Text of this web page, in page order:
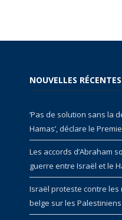
NOUVELLES RÉCENTES
‘Pas de solution sans la
Hamas’, déclare le
Les accords d’Abraham
guerre entre Israël et le
Israël proteste contre les
belge sur les Palestiniens